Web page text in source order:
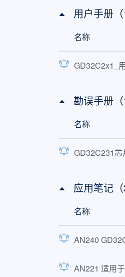
用户手册（
名称
GD32C2x1_
勘误手册（
名称
GD32C231
应用笔记（
名称
AN240
AN221 适用